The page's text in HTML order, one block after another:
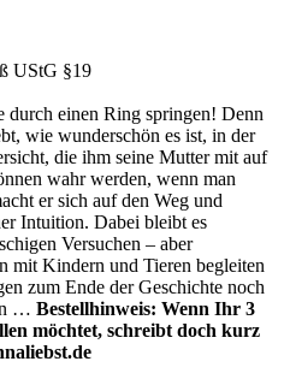
UStG §19
durch einen Ring springen! Denn
wie wunderschön es ist, in der
die ihm seine Mutter mit auf
wahr werden, wenn man
er sich auf den Weg und
Intuition. Dabei bleibt es
Versuchen – aber
mit Kindern und Tieren begleiten
zum Ende der Geschichte noch
… Bestellhinweis: Wenn Ihr 3
möchtet, schreibt doch kurz